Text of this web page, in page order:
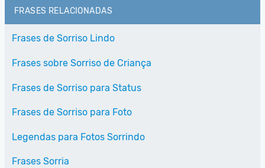
FRASES RELACIONADAS
Frases de Sorriso Lindo
Frases sobre Sorriso de Criança
Frases de Sorriso para Status
Frases de Sorriso para Foto
Legendas para Fotos Sorrindo
Frases Sorria